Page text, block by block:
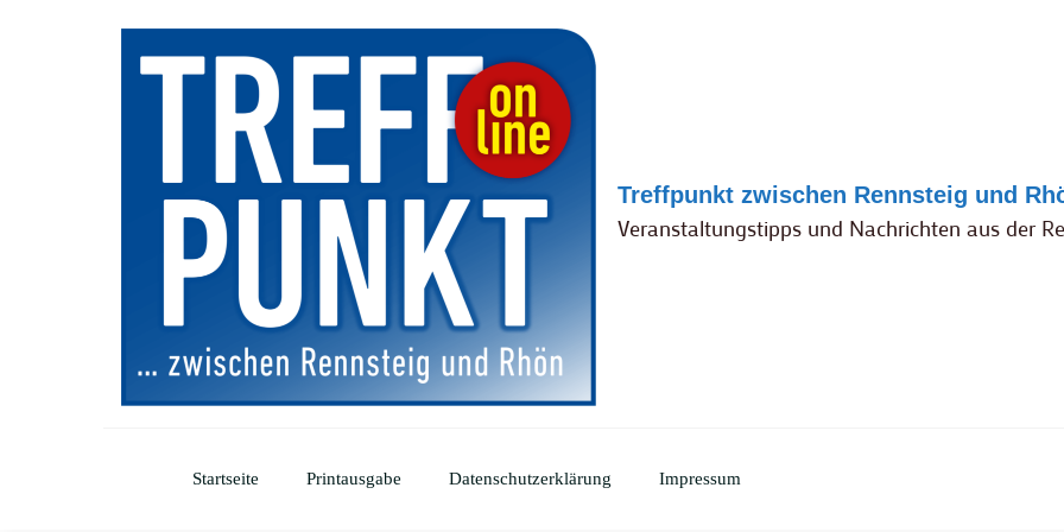
Treffpunkt zwischen Rennsteig und
Veranstaltungstipps und Nachrichten aus der
Startseite Printausgabe Datenschutzerklärung Impressum